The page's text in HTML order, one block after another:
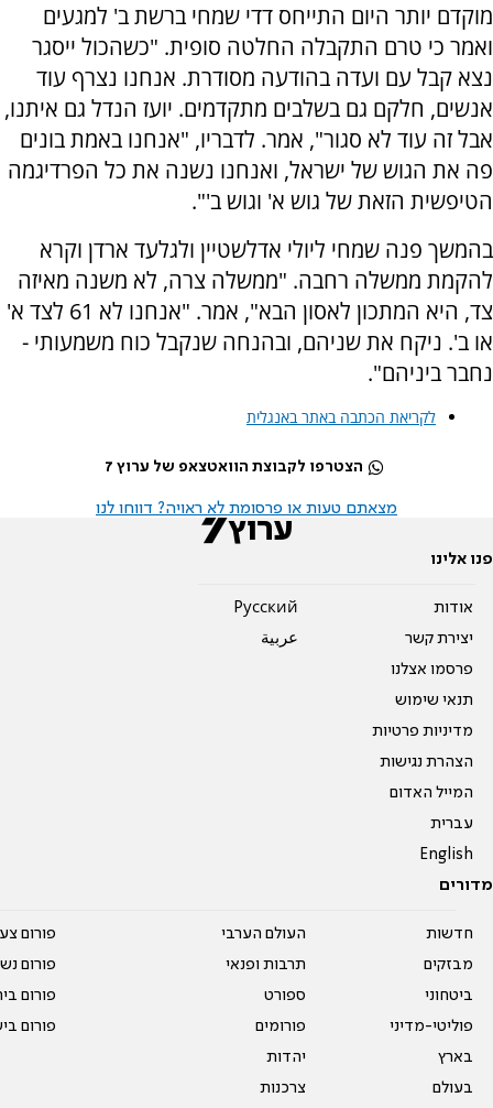
מוקדם יותר היום התייחס דדי שמחי ברשת ב' למגעים
ואמר כי טרם התקבלה החלטה סופית. "כשהכול ייסגר
נצא קבל עם ועדה בהודעה מסודרת. אנחנו נצרף עוד
אנשים, חלקם גם בשלבים מתקדמים. יועז הנדל גם איתנו,
אבל זה עוד לא סגור", אמר. לדבריו, "אנחנו באמת בונים
פה את הגוש של ישראל, ואנחנו נשנה את כל הפרדיגמה
הטיפשית הזאת של גוש א' וגוש ב'".
בהמשך פנה שמחי ליולי אדלשטיין ולגלעד ארדן וקרא
להקמת ממשלה רחבה. "ממשלה צרה, לא משנה מאיזה
צד, היא המתכון לאסון הבא", אמר. "אנחנו לא 61 לצד א'
או ב'. ניקח את שניהם, ובהנחה שנקבל כוח משמעותי -
נחבר ביניהם".
לקריאת הכתבה באתר באנגלית
הצטרפו לקבוצת הוואטצאפ של ערוץ 7
מצאתם טעות או פרסומת לא ראויה? דווחו לנו
פנו אלינו
אודות
יצירת קשר
פרסמו אצלנו
תנאי שימוש
מדיניות פרטיות
הצהרת נגישות
המייל האדום
עברית
English
Pусский
عربية
מדורים
חדשות
מבזקים
ביטחוני
פוליטי-מדיני
בארץ
בעולם
העולם הערבי
תרבות ופנאי
ספורט
פורומים
יהדות
צרכנות
פורום
פורום
פורום
פורום